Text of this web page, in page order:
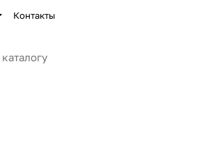
Контакты